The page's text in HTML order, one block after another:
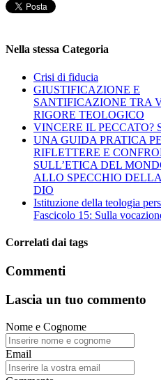
Nella stessa Categoria
Crisi di fiducia
GIUSTIFICAZIONE E
SANTIFICAZIONE TRA
RIGORE TEOLOGICO
VINCERE IL PECCATO?
UNA GUIDA PRATICA
RIFLETTERE E
SULL’ETICA DEL
ALLO SPECCHIO
DIO
Istituzione della teologia
Fascicolo 15: Sulla
Correlati dai tags
Commenti
Lascia un tuo commento
Nome e Cognome
Email